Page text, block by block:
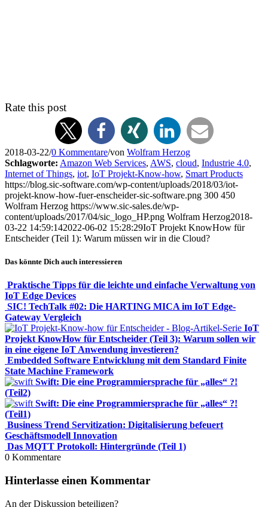
Rate this post
2018-03-22/0 Kommentare/von Wolfram Herzog
Schlagworte: Amazon Web Services, AWS, cloud, Industrie 4.0,
Internet of Things, iot, IoT Projekt-Know-how, Smart Products
https://blog.sic-software.com/wp-content/uploads/2018/03/iot-
projekt-know-how-fuer-enscheider-sic-software.png 300 450
Wolfram Herzog https://www.sic-sales.de/wp-
content/uploads/2017/04/sic_logo_HP.png Wolfram Herzog2018-
03-22 14:59:142022-06-02 15:28:29IoT Projekt KnowHow für
Entscheider (Teil 1): Warum müssen wir in die Cloud?
Das könnte Dich auch interessieren
Praktische Tipps für die leichte und einfache Verwaltung von
IoT Edge Devices
SIC! TechTalk #02: Die HARTING MICA im IoT Edge-
Gateway Vergleich
IoT
Projekt KnowHow für Entscheider (Teil 3): Warum sollen wir
in eine eigene IoT Anwendung investieren?
Embedded Software Entwicklung mit dem Standard Finite
State Machine Framework
Swift: Die eine Programmiersprache für „alles“ ?!
(Teil2)
Swift: Die eine Programmiersprache für „alles“ ?!
(Teil1)
Business Trend Servitization: Digitalisierung befeuert
Geschäftsmodell Innovation
Das MQTT Protokoll: Hintergründe (Teil 1)
0 Kommentare
Hinterlasse einen Kommentar
An der Diskussion beteiligen?